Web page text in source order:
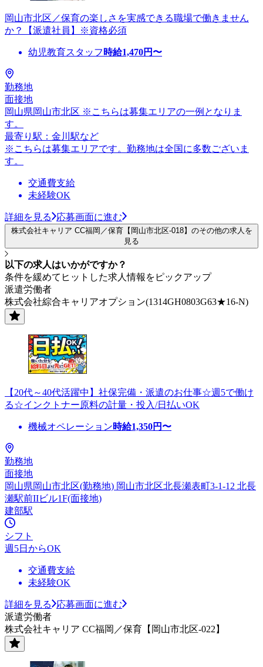
岡山市北区／保育の楽しさを実感できる職場で働きません
か？【派遣社員】※資格必須
幼児教育スタッフ 時給1,470円〜
勤務地
面接地
岡山県岡山市北区 ※こちらは募集エリアの一例となりま
す。
最寄り駅：金川駅など
※こちらは募集エリアです。勤務地は全国に多数ございま
す。
交通費支給
未経験OK
詳細を見る 応募画面に進む
株式会社キャリア CC福岡／保育【岡山市北区-018】のその他の求人を
見る
以下の求人はいかがですか？
条件を緩めてヒットした求人情報をピックアップ
派遣労働者
株式会社綜合キャリアオプション(1314GH0803G63★16-N)
【20代～40代活躍中】社保完備・派遣のお仕事☆週5で働け
る☆インクトナー原料の計量・投入/日払いOK
機械オペレーション時給1,350円〜
勤務地
面接地
岡山県岡山市北区(勤務地) 岡山市北区北長瀬表町3-1-12 北長
瀬駅前IIビル1F(面接地)
建部駅
シフト
週5日からOK
交通費支給
未経験OK
詳細を見る
応募画面に進む
派遣労働者
株式会社キャリア CC福岡／保育【岡山市北区-022】